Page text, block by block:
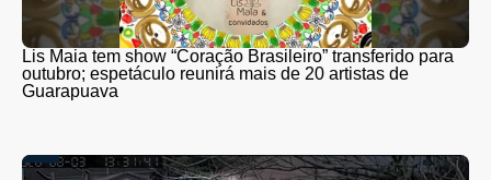
Lis Maia tem show “Coração Brasileiro” transferido para
outubro; espetáculo reunirá mais de 20 artistas de
Guarapuava